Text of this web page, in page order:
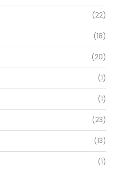
(22)
(18)
(20)
(1)
(1)
(23)
(13)
(1)